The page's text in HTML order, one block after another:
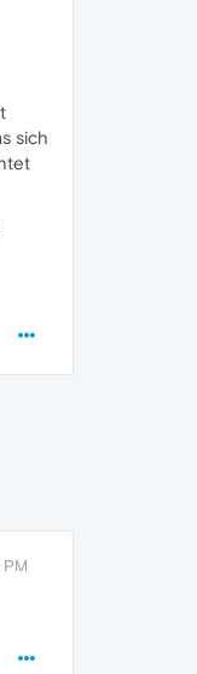
sich